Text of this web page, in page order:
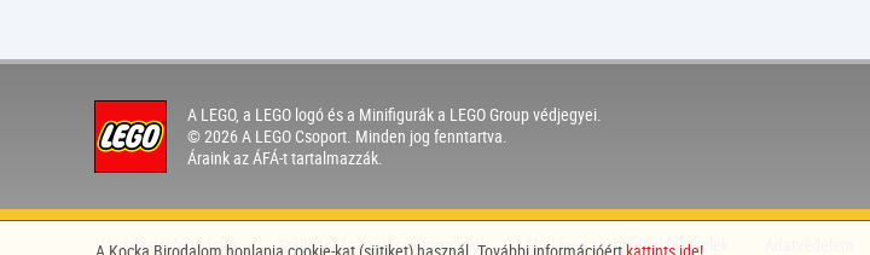
A LEGO, a LEGO logó és a Minifigurák a LEGO Group védjegyei.
© 2026 A LEGO Csoport. Minden jog fenntartva.
Áraink az ÁFÁ-t tartalmazzák.
Vásárlási információk Szállítási és fizetési információk Általános szerződési feltételek